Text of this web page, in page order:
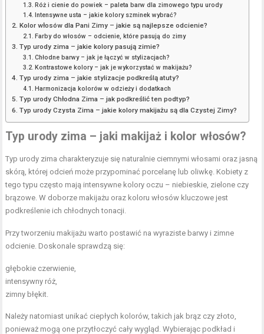
Róż i cienie do powiek – paleta barw dla zimowego typu urody
Intensywne usta – jakie kolory szminek wybrać?
Kolor włosów dla Pani Zimy – jakie są najlepsze odcienie?
Farby do włosów – odcienie, które pasują do zimy
Typ urody zima – jakie kolory pasują zimie?
Chłodne barwy – jak je łączyć w stylizacjach?
Kontrastowe kolory – jak je wykorzystać w makijażu?
Typ urody zima – jakie stylizacje podkreślą atuty?
Harmonizacja kolorów w odzieży i dodatkach
Typ urody Chłodna Zima – jak podkreślić ten podtyp?
Typ urody Czysta Zima – jakie kolory makijażu są dla Czystej Zimy?
Typ urody zima – jaki makijaż i kolor włosów?
Typ urody zima charakteryzuje się naturalnie ciemnymi włosami oraz jasną
skórą, której odcień może przypominać porcelanę lub oliwkę. Kobiety z
tego typu często mają intensywne kolory oczu – niebieskie, zielone czy
brązowe. W doborze makijażu oraz koloru włosów kluczowe jest
podkreślenie ich chłodnych tonacji.
Przy tworzeniu makijażu warto postawić na wyraziste barwy i zimne
odcienie. Doskonale sprawdzą się:
głębokie czerwienie,
intensywny róż,
zimny błękit.
Należy natomiast unikać ciepłych kolorów, takich jak brąz czy złoto
ponieważ mogą one przytłoczyć cały wygląd. Wybierając podkład i